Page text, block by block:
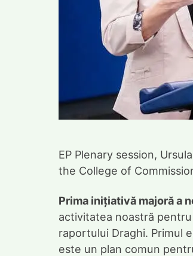
EP Plenary session,
the College of
Prima inițiativă majoră a
activitatea noastră
raportului Draghi. Primul
este un plan comun